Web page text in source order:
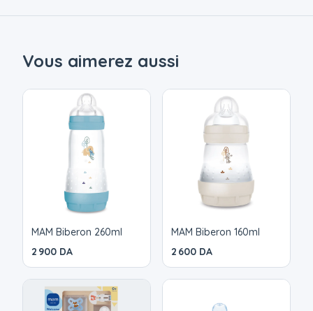
moins de coliques confirmées par 80% des mères2
rapide en seulement 3 minutes Facile à remplir, à
utiliser et à nettoyer °Les produits MAM ne
contiennent pas de BPA conformément à la
réglementation en vigueur. Ils ne contiennent pas
non plus de BPS.
Vous aimerez aussi
MAM Biberon 260ml
2 900 DA
MAM Biberon 160ml
2 600 DA